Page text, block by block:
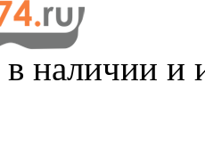
наличии и